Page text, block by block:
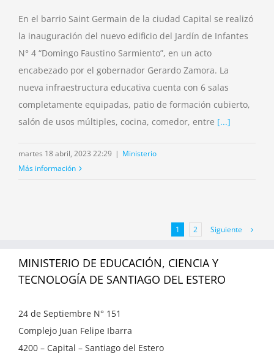
En el barrio Saint Germain de la ciudad Capital se realizó
la inauguración del nuevo edificio del Jardín de Infantes
N° 4 “Domingo Faustino Sarmiento”, en un acto
encabezado por el gobernador Gerardo Zamora. La
nueva infraestructura educativa cuenta con 6 salas
completamente equipadas, patio de formación cubierto,
salón de usos múltiples, cocina, comedor, entre [...]
martes 18 abril, 2023 22:29 | Ministerio
Más información
1 2 Siguiente
MINISTERIO DE EDUCACIÓN, CIENCIA Y
TECNOLOGÍA DE SANTIAGO DEL ESTERO
24 de Septiembre N° 151
Complejo Juan Felipe Ibarra
4200 – Capital – Santiago del Estero